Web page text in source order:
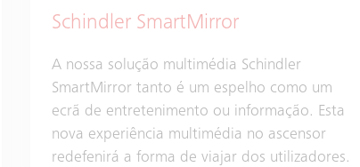
Schindler SmartMirror
A nossa solução multimédia Schindler
SmartMirror tanto é um espelho como um
ecrã de entretenimento ou informação. Esta
nova experiência multimédia no ascensor
redefenirá a forma de viajar dos utilizadores.